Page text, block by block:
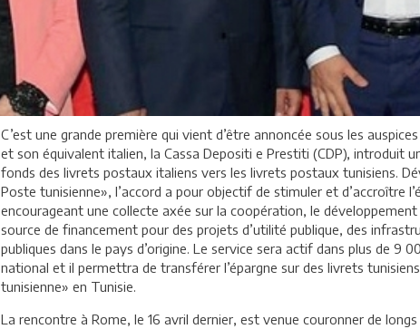
C’est une grande première qui vient d’être annoncée sous les
et son équivalent italien, la Cassa Depositi e Prestiti (CDP), introduit
fonds des livrets postaux italiens vers les livrets postaux tunisiens.
Poste tunisienne», l’accord a pour objectif de stimuler et d’accroître
encourageant une collecte axée sur la coopération, le
source de financement pour des projets d’utilité publique, des
publiques dans le pays d’origine. Le service sera actif dans plus de 9
national et il permettra de transférer l’épargne sur des livrets
tunisienne» en Tunisie.
La rencontre à Rome, le 16 avril dernier, est venue couronner de